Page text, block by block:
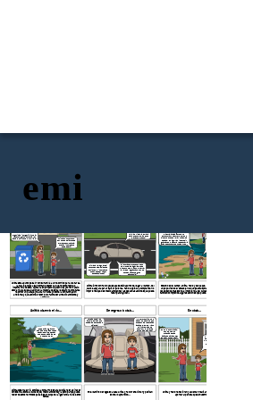
emi
Anitta observa el rio... De regreso a casa... En casa...
Anitta esta apunto de salir con su familia a un recorrido para una tarea,
la cual le explica a su hermano menor ya que no comprende la
importancia de esta, Anitta va en primero de bachiller y como trabajo
escolar para su evaluación en la materia de ética le dejaron como tarea
recorrer un paisaje y realizar un ensayo sobre la contaminación
ambiental y que acciones hacer para favorecer al medio ambiente y
aportarle...
Anitta junto con Pablo y sus papas están apunto de llegar al campo, del
cual se apoyara para realizar su tarea, Pablo empieza a comprender lo
importante que bes medio ambiente y las pequeñas acciones que puede
hacer para ayudar...
Estando en el campo, Anitta, Pablo y sus papas, empiezan a reflexionar
un poco, viendo el estado en el que se encuentra el
vez entiende mas sobre la importancia del cuidado del medio ambiente y
también comprende algunas acciones que puede realizar para aportar...
Anitta observa el rio, empieza a tomar fotos para publicarlas y así hacer
consciencia sobre el cuidado del medio ambiente y la perdida que puede
haber de estos hermosos paisajes por culpa de la ignorancia hacia estos
temas.
En el camino de regreso a casa Anitta y Pablo reflexionan y platican
sobre lo aprendido...
Anitta y Pablo reflexionan y acuerdan realizar estas acciones, para
aportar al planeta que es nuestro hogar.
Anitta no comprendo,
por que te dejaron ese
proyecto como tarea,
que tan importante
puede ser?!
orgánica e inorgánica, ayuda y
hace una gran diferencia y en
vaya a olvidar la cámara
para que tomes las fotos
para tu proyecto!
Si mama ya la guarde!
Entonces Pablo si estas
entiendo lo importante
que puede ser hacer
estas acciones?
Si, ahora comprendo un poco
mas, que el apagar las luces
cuando no se ocupan o el cerrar
la llave del agua cuando no se
ocupan hace una gran
diferencia!
basura, tirada por que no
encuentra un basurero, por eso
siempre puedes llevar una bolsa
de papel contigo, y ahí podrás ir
guardando tu basura y desecharla
cuando encuentres un basurero.
Que bonito lugar, que
bonitas fotos se pueden
sacar, es triste pensar
que estos paisajes se
pueden perder.
Me sorprendió mucho
saber los cambios que
pueden hacer pequeñas
acciones, como el ya no
utilizar bolsas de
plástico y cambiarlas
por bolsas de papel!
Verdad que si, es
increíble si tan solo
todas las personas lo
hicieran!
Entonces hermanito,
pondremos en
practica estas
acciones para poder
aportar un poquito?! Asies hermanita, platicare
de esto con mis amigos para
pequeñas aportaciones al